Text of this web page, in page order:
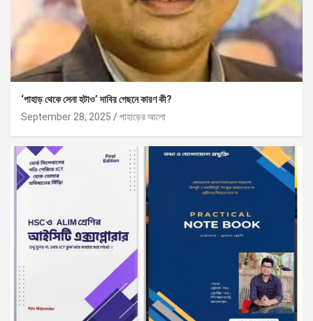
‘পাহাড় থেকে সেনা হটাও’ দাবির পেছনে কারণ কী?
September 28, 2025
পাহাড়ের আলো